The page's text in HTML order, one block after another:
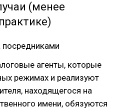
(менее
посредниками
агенты, которые
режимах и реализуют
находящегося на
имени, обязуются